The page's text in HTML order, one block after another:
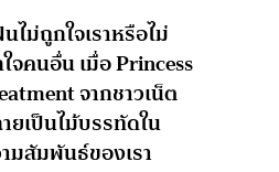
ไม่ถูกใจเราหรือไม่
จคนอื่น เมื่อ Princess
จากชาวเน็ต
ยเป็นไม้บรรทัดใน
มสัมพันธ์ของเรา